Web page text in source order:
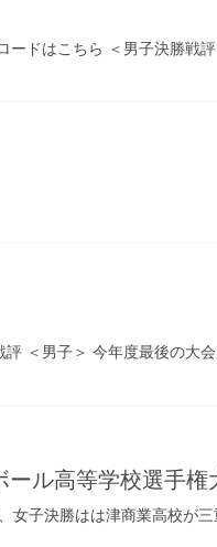
ードはこちら ＜男子決勝
＜男子＞ 今年度最後の大
ル高等学校選手権
子決勝はは津商業高校が